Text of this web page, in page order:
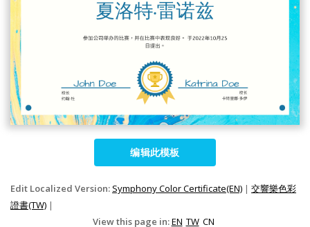
编辑此模板
Edit Localized Version: Symphony Color Certificate(EN) | 交響樂色彩
證書(TW) |
View this page in:EN TW CN